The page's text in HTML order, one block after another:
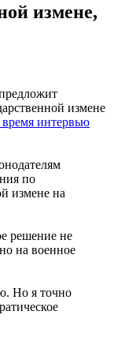
измене,
измене
время интервью
по
измене на
решение не
на военное
Но я точно